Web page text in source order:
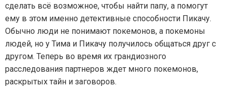
сделать всё возможное, чтобы найти папу, а помогут
ему в этом именно детективные способности Пикачу.
Обычно люди не понимают покемонов, а покемоны
людей, но у Тима и Пикачу получилось общаться друг с
другом. Теперь во время их грандиозного
расследования партнеров ждет много покемонов,
раскрытых тайн и заговоров.